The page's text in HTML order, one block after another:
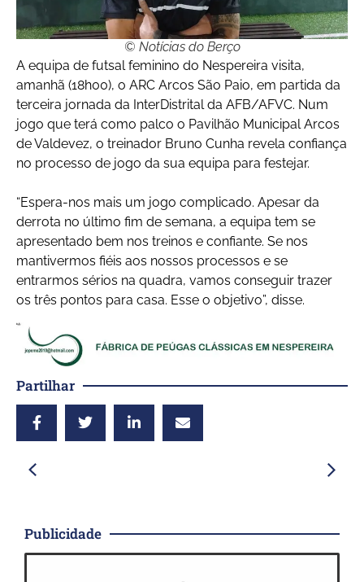
© Notícias do Berço
A equipa de futsal feminino do Nespereira visita,
amanhã (18h00), o ARC Arcos São Paio, em partida da
terceira jornada da InterDistrital da AFB/AFVC. Num
jogo que terá como palco o Pavilhão Municipal Arcos
de Valdevez, o treinador Bruno Cunha revela confiança
no processo de jogo da sua equipa para festejar.
“Espera-nos mais um jogo complicado. Apesar da
derrota no último fim de semana, a equipa tem se
apresentado bem nos treinos e confiante. Se nos
mantivermos fiéis aos nossos processos e se
entrarmos sérios na quadra, vamos conseguir trazer
os três pontos para casa. Esse o objetivo”, disse.
Partilhar
Publicidade